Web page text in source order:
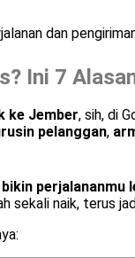
dan
Ini 7
ke Jember, sih, di
pelanggan,
bikin perjalananmu
sekali naik, terus